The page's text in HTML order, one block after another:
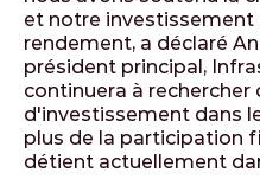
et notre investissement
rendement, a déclaré
président principal,
continuera à
d'investissement dans
plus de la participation
détient actuellement